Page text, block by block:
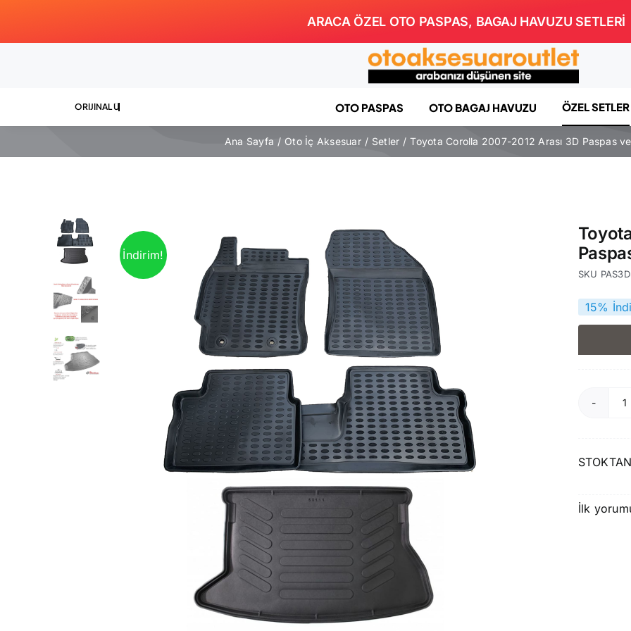
content
ARACA ÖZEL OTO PASPAS, BAGAJ HAVUZU SETLERİ
OTO PASPAS OTO BAGAJ HAVUZU ÖZEL SETLER
Ana Sayfa Oto İç Aksesuar Setler Toyota Corolla 2007-2012 Arası 3D Paspas
İndirim!
SKU
15%
İlk